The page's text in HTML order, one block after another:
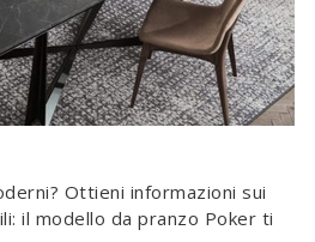
Ottieni informazioni sui
il modello da pranzo Poker ti